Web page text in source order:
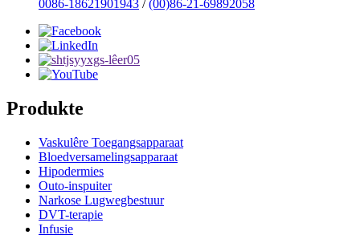
0086-18621901943 /(00)86-21-69892058
Produkte
Vaskulêre Toegangsapparaat
Bloedversamelingsapparaat
Hipodermies
Outo-inspuiter
Narkose Lugwegbestuur
DVT-terapie
Infusie